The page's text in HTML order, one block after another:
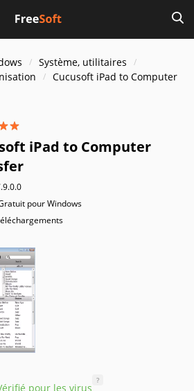
Système, utilitaires
Cucusoft iPad to Computer
iPad to Computer
pour Windows
pour les virus
?